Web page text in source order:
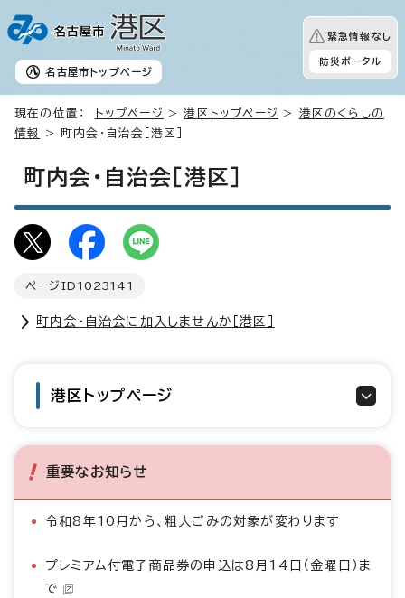
名古屋市 トップページ
緊急情報なし
防災ポータル
現在の位置： トップページ >港区トップページ > 港区のくらしの
情報
> 町内会・自治会［港区］
町内会・自治会［港区］
ページID 1023141
町内会・自治会に加入しませんか［港区］
港区トップページ
重要なお知らせ
令和8年10月から、粗大ごみの対象が変わります
プレミアム付電子商品券の申込は8月14日（金曜日）ま
で